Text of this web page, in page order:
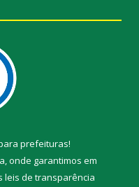
prefeituras!
onde garantimos em
leis de transparência